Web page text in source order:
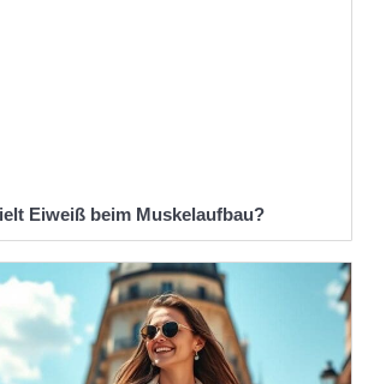
Eiweiß beim Muskelaufbau?